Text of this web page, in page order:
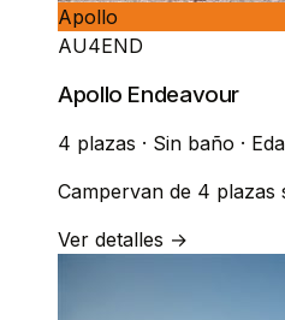
Apollo
AU4END
Apollo Endeavour
4 plazas · Sin baño ·
Campervan de 4
Ver detalles →